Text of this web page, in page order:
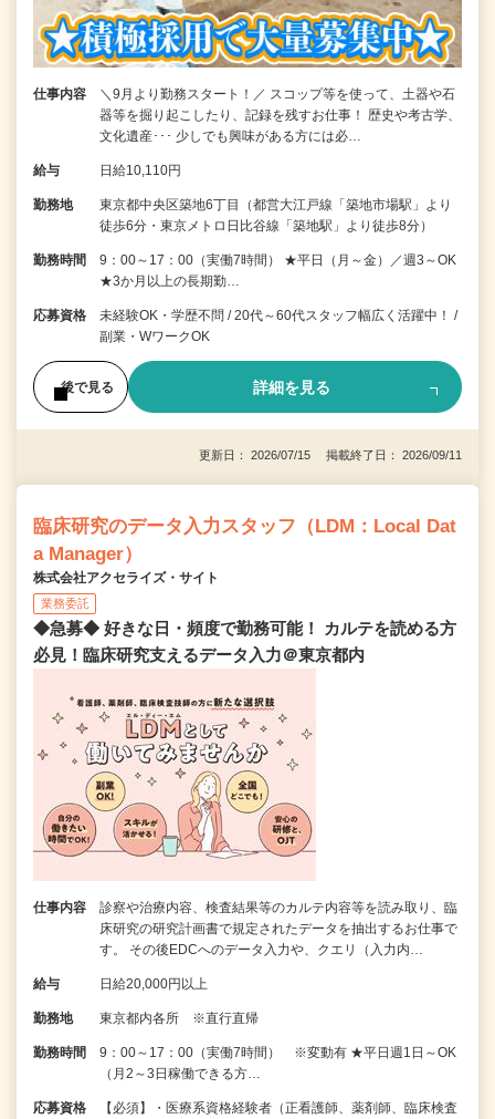
仕事内容
＼9月より勤務スタート！／ スコップ等を使って、土器や石
器等を掘り起こしたり、記録を残すお仕事！ 歴史や考古学、
文化遺産･･･ 少しでも興味がある方には必…
給与 日給10,110円
勤務地
東京都中央区築地6丁目（都営大江戸線「築地市場駅」より
徒歩6分・東京メトロ日比谷線「築地駅」より徒歩8分）
勤務時間
9：00～17：00（実働7時間） ★平日（月～金）／週3～OK
★3か月以上の長期勤…
応募資格
未経験OK・学歴不問 / 20代～60代スタッフ幅広く活躍中！ /
副業・WワークOK
後で見る 詳細を見る
更新日： 2026/07/15 掲載終了日： 2026/09/11
臨床研究のデータ入力スタッフ（LDM：Local Dat
a Manager）
株式会社アクセライズ・サイト
業務委託
◆急募◆ 好きな日・頻度で勤務可能！ カルテを読める方
必見！臨床研究支えるデータ入力＠東京都内
仕事内容
診察や治療内容、検査結果等のカルテ内容等を読み取り、臨
床研究の研究計画書で規定されたデータを抽出するお仕事で
す。 その後EDCへのデータ入力や、クエリ（入力内…
給与 日給20,000円以上
勤務地 東京都内各所 ※直行直帰
勤務時間
9：00～17：00（実働7時間） ※変動有 ★平日週1日～OK
（月2～3日稼働できる方…
応募資格
【必須】・医療系資格経験者（正看護師、薬剤師、臨床検査